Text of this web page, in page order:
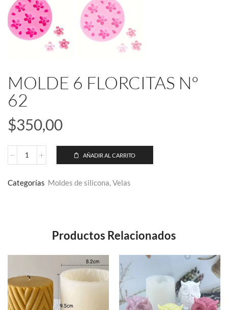
MOLDE 6 FLORCITAS Nº
62
$350,00
AÑADIR AL CARRITO
Categorías Moldes de silicona,Velas
Productos Relacionados